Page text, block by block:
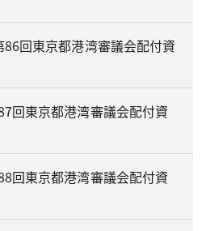
回東京都港湾審議会配付資
回東京都港湾審議会配付資
回東京都港湾審議会配付資